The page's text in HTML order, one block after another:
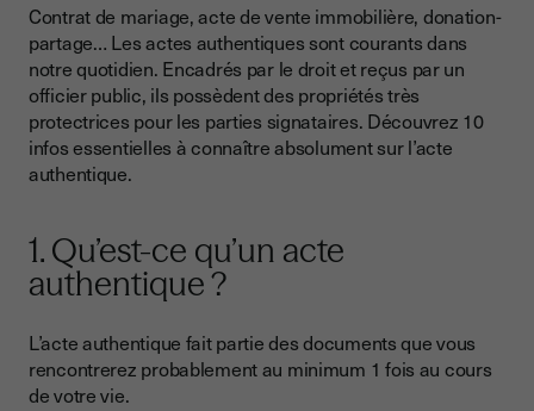
Que confère l’authenticité à un acte ?
Quelle est la différence entre un acte authentique et un acte
sous seing privé ?
Original, minute et copie, quelle différence ?
2. Quelle est la valeur juridique d’un acte authentique ?
4. Quand doit-on établir un acte authentique ?
5. Que contient un acte authentique ?
Le fond
La forme
Contrat de mariage, acte de vente immobilière, donation-
partage… Les actes authentiques sont courants dans
notre quotidien. Encadrés par le droit et reçus par un
officier public, ils possèdent des propriétés très
protectrices pour les parties signataires. Découvrez 10
infos essentielles à connaître absolument sur l’acte
authentique.
1. Qu’est-ce qu’un acte
authentique ?
L’acte authentique fait partie des documents que vous
rencontrerez probablement au minimum 1 fois au cours
de votre vie.